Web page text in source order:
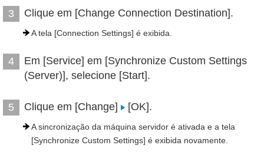
3 Clique em [Change Connection Destination].
A tela [Connection Settings] é exibida.
4
Em [Service] em [Synchronize Custom Settings
(Server)], selecione [Start].
5 Clique em [Change] [OK].
A sincronização da máquina servidor é ativada e a tela
[Synchronize Custom Settings] é exibida novamente.